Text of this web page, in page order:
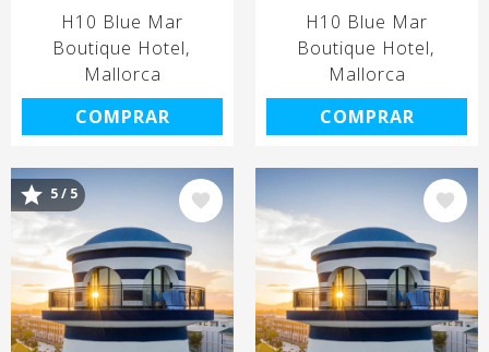
H10 Blue Mar
Boutique Hotel
Mallorca
COMPRAR
H10 Blue Mar
Boutique Hotel
Mallorca
COMPRAR
Image
5 / 5 Image